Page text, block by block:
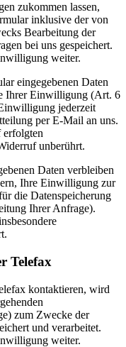
zukommen lassen,
inklusive der von
Bearbeitung der
bei uns gespeichert.
weiter.
eingegebenen Daten
Ihrer Einwilligung (Art. 6
jederzeit
per E-Mail an uns.
erfolgten
unberührt.
Daten verbleiben
Ihre Einwilligung zur
die Datenspeicherung
Ihrer Anfrage).
Telefax
kontaktieren, wird
zum Zwecke der
und verarbeitet.
weiter.